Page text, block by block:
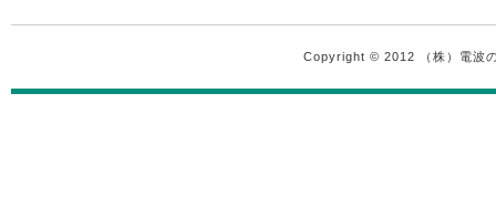
Copyright © 2012 （株）電波